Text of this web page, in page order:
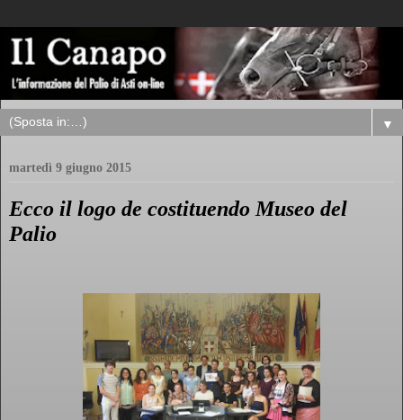
▼
martedì 9 giugno 2015
Ecco il logo de costituendo Museo del
Palio